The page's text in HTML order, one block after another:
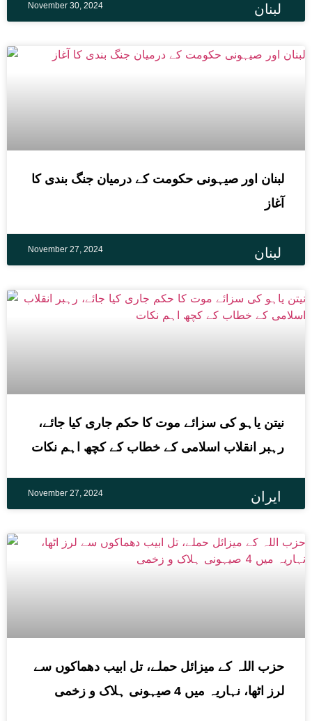
لبنان November 30, 2024
لبنان
لبنان اور صیہونی حکومت کے درمیان جنگ بندی کا
آغاز
November 27, 2024
ایران
نیتن یاہو کی سزائے موت کا حکم جاری کیا جائے،
رہبر انقلاب اسلامی کے خطاب کے کچھ اہم نکات
November 27, 2024
حزب اللہ کے میزائل حملے، تل ابیب دھماکوں سے
لرز اٹھا، نہاریہ میں 4 صیہونی ہلاک و زخمی